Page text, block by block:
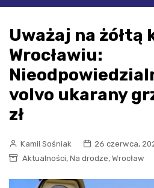
Uważaj na żółtą
Wrocławiu:
volvo ukarany
zł
Kamil Sośniak
26 czerwca,
Aktualności, Na drodze, Wrocław